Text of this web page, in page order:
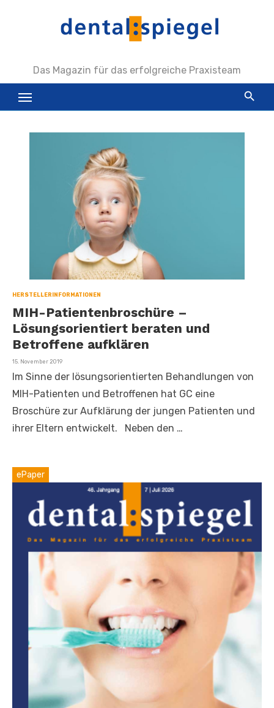
Das Magazin für das erfolgreiche Praxisteam
HERSTELLERINFORMATIONEN
MIH-Patientenbroschüre –
Lösungsorientiert beraten und
Betroffene aufklären
Veröffentlicht
15. November 2019
Im Sinne der lösungsorientierten Behandlungen von
MIH-Patienten und Betroffenen hat GC eine
Broschüre zur Aufklärung der jungen Patienten und
ihrer Eltern entwickelt. Neben den …
ePaper